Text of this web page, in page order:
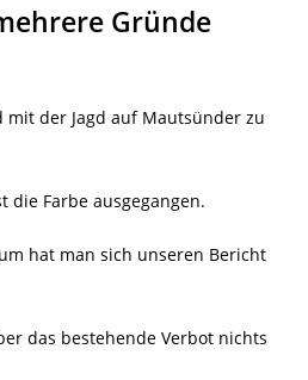
Gründe
der Jagd auf Mautsünder zu
die Farbe ausgegangen.
hat man sich unseren Bericht
das bestehende Verbot nichts